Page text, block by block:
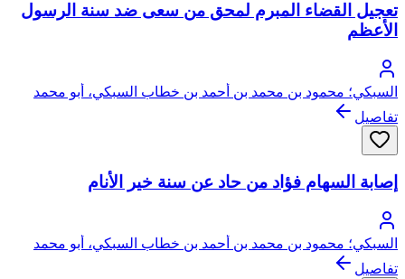
تعجيل القضاء المبرم لمحق من سعى ضد سنة الرسول
الأعظم
السبكي؛ محمود بن محمد بن أحمد بن خطاب السبكي، أبو محمد
تفاصيل
إصابة السهام فؤاد من حاد عن سنة خير الأنام
السبكي؛ محمود بن محمد بن أحمد بن خطاب السبكي، أبو محمد
تفاصيل